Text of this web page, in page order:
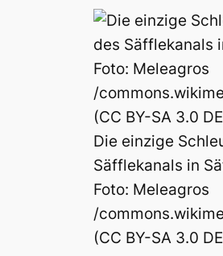
Die einzige
Säfflekanals in
Foto: Meleagros
/
(CC BY-SA 3.0